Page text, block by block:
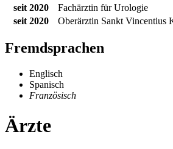
seit 2020
Fachärztin für Urologie
seit 2020
Oberärztin Sankt Vincentius
Fremdsprachen
Englisch
Spanisch
Französisch
Ärzte